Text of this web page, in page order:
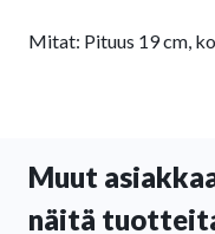
Mitat: Pituus 19 cm,
Muut
näitä